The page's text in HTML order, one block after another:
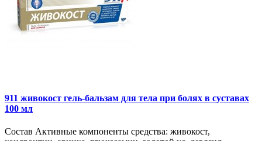
911 живокост гель-бальзам для тела при болях в суставах
100 мл
Состав Активные компоненты средства: живокост,